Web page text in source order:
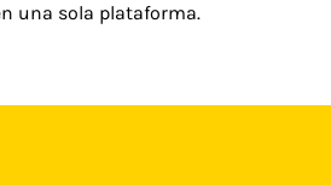
una sola plataforma.